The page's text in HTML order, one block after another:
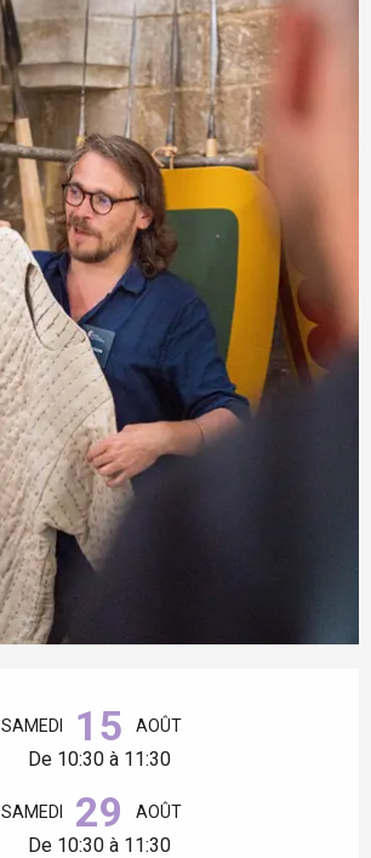
SAMEDI 15 AOÛT
De 10:30 à 11:30
SAMEDI 29 AOÛT
De 10:30 à 11:30